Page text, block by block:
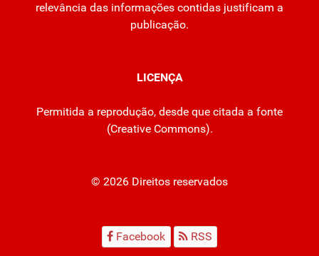
relevância das informações contidas justificam a
publicação.
LICENÇA
Permitida a reprodução, desde que citada a fonte
(Creative Commons).
© 2026 Direitos reservados
Facebook RSS